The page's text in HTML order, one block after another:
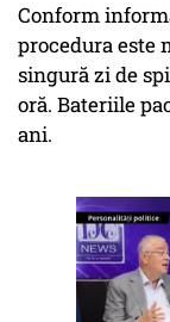
Conform
procedura este
singură zi de
oră. Bateriile
ani.